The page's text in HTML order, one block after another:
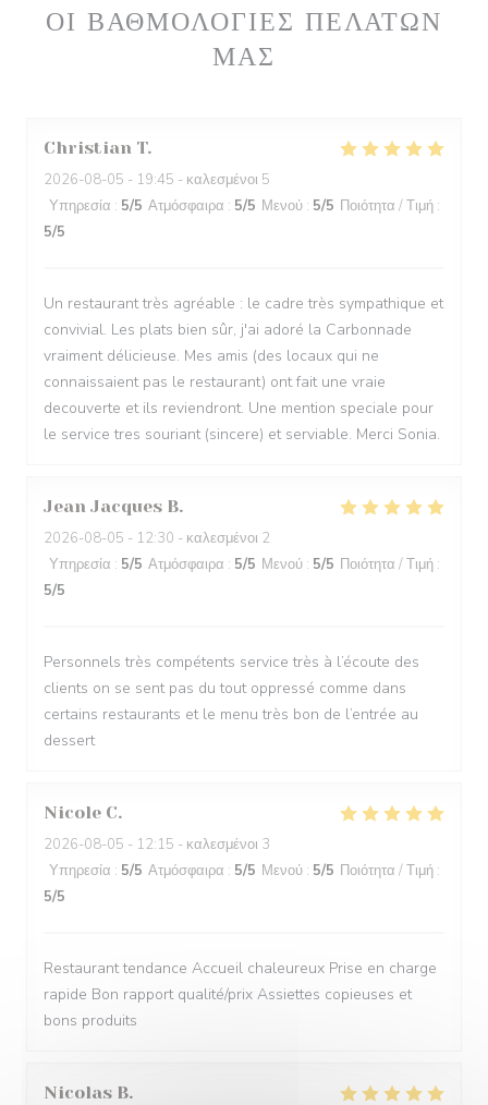
ΟΙ ΒΑΘΜΟΛΟΓΊΕΣ ΠΕΛΑΤΏΝ
ΜΑΣ
Christian T
2026-08-05 - 19:45 - καλεσμένοι 5
Υπηρεσία : 5/5 Ατμόσφαιρα : 5/5 Μενού : 5/5 Ποιότητα / Τιμή :
5/5
Un restaurant très agréable : le cadre très sympathique et
convivial. Les plats bien sûr, j'ai adoré la Carbonnade
vraiment délicieuse. Mes amis (des locaux qui ne
connaissaient pas le restaurant) ont fait une vraie
decouverte et ils reviendront. Une mention speciale pour
le service tres souriant (sincere) et serviable. Merci Sonia.
Jean Jacques B
2026-08-05 - 12:30 - καλεσμένοι 2
Υπηρεσία : 5/5 Ατμόσφαιρα : 5/5 Μενού : 5/5 Ποιότητα / Τιμή :
5/5
Personnels très compétents service très à l’écoute des
clients on se sent pas du tout oppressé comme dans
certains restaurants et le menu très bon de l’entrée au
dessert
Nicole C
2026-08-05 - 12:15 - καλεσμένοι 3
Υπηρεσία : 5/5 Ατμόσφαιρα : 5/5 Μενού : 5/5 Ποιότητα / Τιμή :
5/5
Restaurant tendance Accueil chaleureux Prise en charge
rapide Bon rapport qualité/prix Assiettes copieuses et
bons produits
Nicolas B